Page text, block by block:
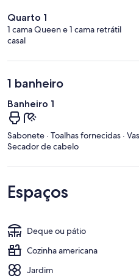
Quarto 1
1 cama Queen e 1 cama retrátil
casal
1 banheiro
Banheiro 1
Sabonete · Toalhas fornecidas ·
Secador de cabelo
Espaços
Deque ou pátio
Cozinha americana
Jardim